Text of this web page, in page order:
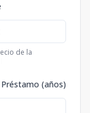
de la
(años)